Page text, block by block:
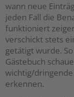
wann neue
jeden Fall die
funktioniert
verschickt stets
getätigt wurde.
Gästebuch
wichtig/
erkennen.